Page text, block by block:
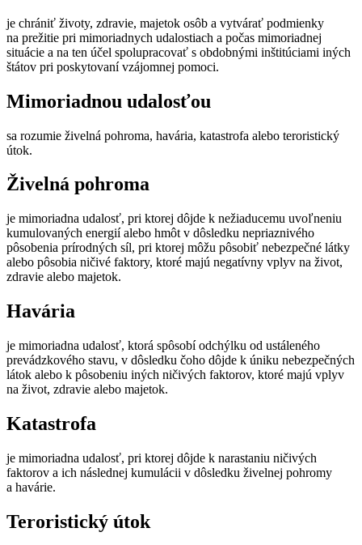
je chrániť životy, zdravie, majetok osôb a vytvárať podmienky
na prežitie pri mimoriadnych udalostiach a počas mimoriadnej
situácie a na ten účel spolupracovať s obdobnými inštitúciami iných
štátov pri poskytovaní vzájomnej pomoci.
Mimoriadnou udalosťou
sa rozumie živelná pohroma, havária, katastrofa alebo teroristický
útok.
Živelná pohroma
je mimoriadna udalosť, pri ktorej dôjde k nežiaducemu uvoľneniu
kumulovaných energií alebo hmôt v dôsledku nepriaznivého
pôsobenia prírodných síl, pri ktorej môžu pôsobiť nebezpečné látky
alebo pôsobia ničivé faktory, ktoré majú negatívny vplyv na život,
zdravie alebo majetok.
Havária
je mimoriadna udalosť, ktorá spôsobí odchýlku od ustáleného
prevádzkového stavu, v dôsledku čoho dôjde k úniku nebezpečných
látok alebo k pôsobeniu iných ničivých faktorov, ktoré majú vplyv
na život, zdravie alebo majetok.
Katastrofa
je mimoriadna udalosť, pri ktorej dôjde k narastaniu ničivých
faktorov a ich následnej kumulácii v dôsledku živelnej pohromy
a havárie.
Teroristický útok